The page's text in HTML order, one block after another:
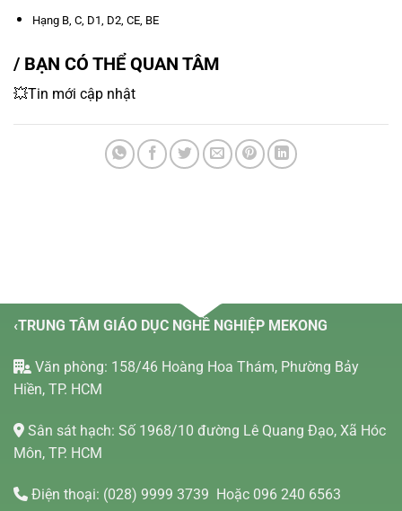
Hạng B, C, D1, D2, CE, BE
/ BẠN CÓ THỂ QUAN TÂM
💥Tin mới cập nhật
‹TRUNG TÂM GIÁO DỤC NGHỀ NGHIỆP MEKONG
Văn phòng: 158/46 Hoàng Hoa Thám, Phường Bảy
Hiền, TP. HCM
Sân sát hạch: Số 1968/10 đường Lê Quang Đạo, Xã Hóc
Môn, TP. HCM
Điện thoại: (028) 9999 3739 Hoặc 096 240 6563